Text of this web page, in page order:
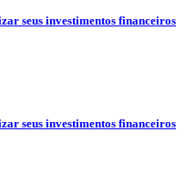
seus investimentos financeiros
seus investimentos financeiros